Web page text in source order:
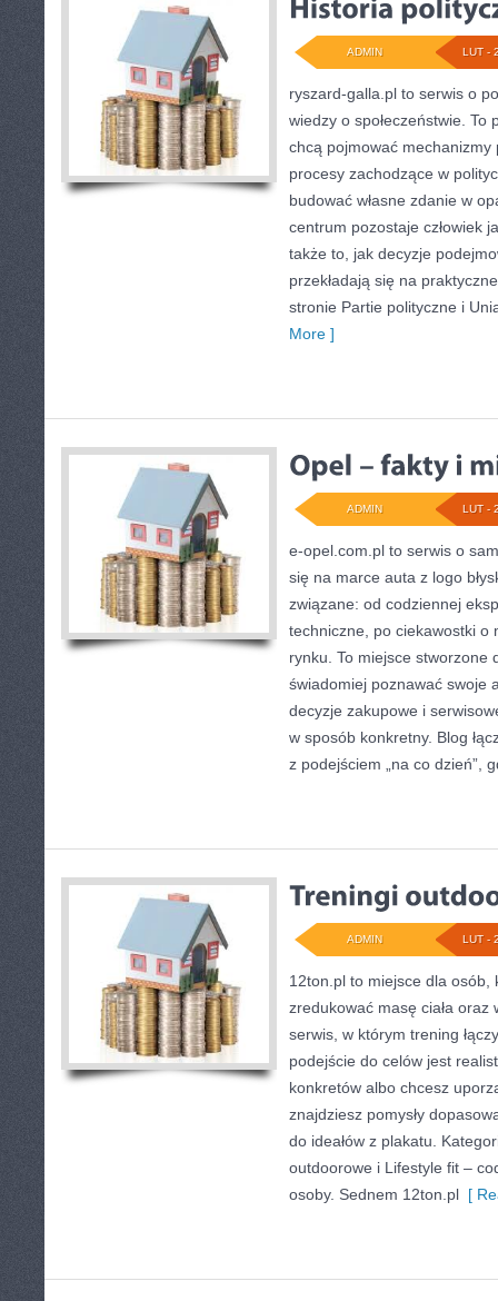
LUT -
ADMIN
ryszard-galla.pl to serwis o
wiedzy o społeczeństwie.
chcą pojmować mechanizmy
procesy zachodzące w
budować własne zdanie w
centrum pozostaje człowiek
także to, jak decyzje
przekładają się na
stronie Partie polityczne i
More ]
LUT -
ADMIN
e-opel.com.pl to serwis o
się na marce auta z logo
związane: od codziennej
techniczne, po ciekawostki o
rynku. To miejsce stworzone
świadomiej poznawać swoje
decyzje zakupowe i
w sposób konkretny. Blog
z podejściem „na co dzień”,
LUT -
ADMIN
12ton.pl to miejsce dla
zredukować masę ciała oraz
serwis, w którym trening
podejście do celów jest
konkretów albo chcesz
znajdziesz pomysły
do ideałów z plakatu.
outdoorowe i Lifestyle fit –
osoby. Sednem 12ton.pl [